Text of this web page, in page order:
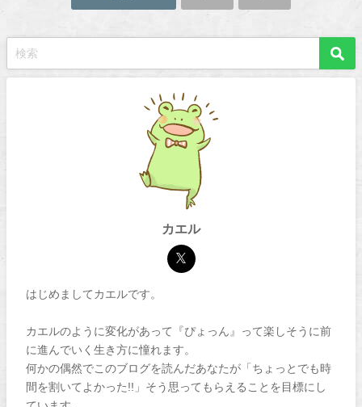
カエル
はじめましてカエルです。
カエルのように変化があって『ぴょっん』って楽しそうに前
に進んでいく生き方に憧れます。
何かの偶然でこのブログを読んだあなたが「ちょっとでも時
間を割いてよかった!!」そう思ってもらえることを目標にし